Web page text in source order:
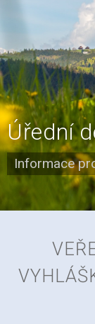
Úřední
Informace